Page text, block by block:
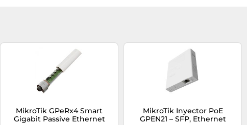
MikroTik GPeRx4 Smart
Gigabit Passive Ethernet
MikroTik Inyector PoE
GPEN21 – SFP, Ethernet